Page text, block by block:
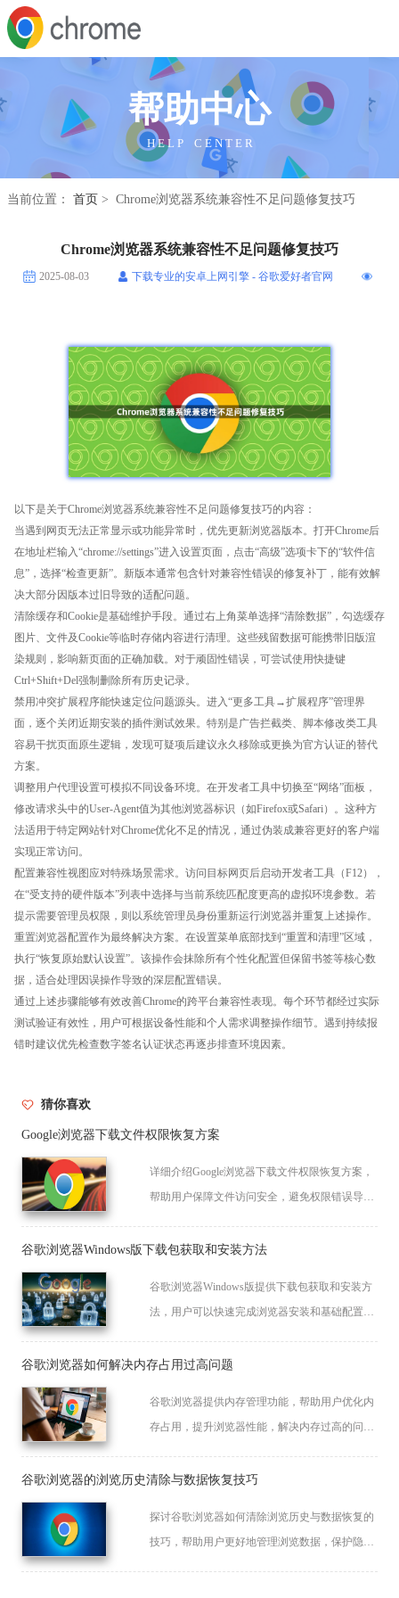
帮助中心
H E L P C E N T E R
当前位置： 首页 > Chrome浏览器系统兼容性不足问题修复技巧
Chrome浏览器系统兼容性不足问题修复技巧
2025-08-03 下载专业的安卓上网引擎 - 谷歌爱好者官网
以下是关于Chrome浏览器系统兼容性不足问题修复技巧的内容：
当遇到网页无法正常显示或功能异常时，优先更新浏览器版本。打开Chrome后
在地址栏输入“chrome://settings”进入设置页面，点击“高级”选项卡下的“软件信
息”，选择“检查更新”。新版本通常包含针对兼容性错误的修复补丁，能有效解
决大部分因版本过旧导致的适配问题。
清除缓存和Cookie是基础维护手段。通过右上角菜单选择“清除数据”，勾选缓存
图片、文件及Cookie等临时存储内容进行清理。这些残留数据可能携带旧版渲
染规则，影响新页面的正确加载。对于顽固性错误，可尝试使用快捷键
Ctrl+Shift+Del强制删除所有历史记录。
禁用冲突扩展程序能快速定位问题源头。进入“更多工具→扩展程序”管理界
面，逐个关闭近期安装的插件测试效果。特别是广告拦截类、脚本修改类工具
容易干扰页面原生逻辑，发现可疑项后建议永久移除或更换为官方认证的替代
方案。
调整用户代理设置可模拟不同设备环境。在开发者工具中切换至“网络”面板，
修改请求头中的User-Agent值为其他浏览器标识（如Firefox或Safari）。这种方
法适用于特定网站针对Chrome优化不足的情况，通过伪装成兼容更好的客户端
实现正常访问。
配置兼容性视图应对特殊场景需求。访问目标网页后启动开发者工具（F12），
在“受支持的硬件版本”列表中选择与当前系统匹配度更高的虚拟环境参数。若
提示需要管理员权限，则以系统管理员身份重新运行浏览器并重复上述操作。
重置浏览器配置作为最终解决方案。在设置菜单底部找到“重置和清理”区域，
执行“恢复原始默认设置”。该操作会抹除所有个性化配置但保留书签等核心数
据，适合处理因误操作导致的深层配置错误。
通过上述步骤能够有效改善Chrome的跨平台兼容性表现。每个环节都经过实际
测试验证有效性，用户可根据设备性能和个人需求调整操作细节。遇到持续报
错时建议优先检查数字签名认证状态再逐步排查环境因素。
猜你喜欢
Google浏览器下载文件权限恢复方案
详细介绍Google浏览器下载文件权限恢复方案，
帮助用户保障文件访问安全，避免权限错误导致
谷歌浏览器Windows版下载包获取和安装方法
谷歌浏览器Windows版提供下载包获取和安装方
法，用户可以快速完成浏览器安装和基础配置，
效率。
谷歌浏览器如何解决内存占用过高问题
谷歌浏览器提供内存管理功能，帮助用户优化内
存占用，提升浏览器性能，解决内存过高的问
谷歌浏览器的浏览历史清除与数据恢复技巧
探讨谷歌浏览器如何清除浏览历史与数据恢复的
技巧，帮助用户更好地管理浏览数据，保护隐私